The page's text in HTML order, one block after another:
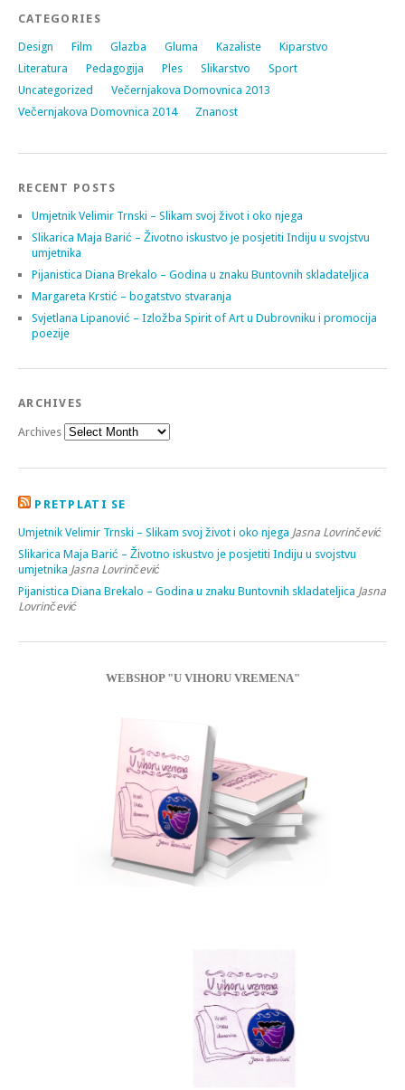
CATEGORIES
Design Film Glazba Gluma Kazaliste
Kiparstvo
Literatura
Pedagogija Ples Slikarstvo
Sport
Uncategorized
Večernjakova Domovnica 2013
Večernjakova Domovnica 2014
Znanost
RECENT POSTS
Umjetnik Velimir Trnski – Slikam svoj život i oko njega
Slikarica Maja Barić – Životno iskustvo je posjetiti Indiju u svojstvu
umjetnika
Pijanistica Diana Brekalo – Godina u znaku Buntovnih skladateljica
Margareta Krstić – bogatstvo stvaranja
Svjetlana Lipanović – Izložba Spirit of Art u Dubrovniku i promocija
poezije
ARCHIVES
Archives
PRETPLATI SE
Umjetnik Velimir Trnski – Slikam svoj život i oko njega Jasna Lovrinčević
Slikarica Maja Barić – Životno iskustvo je posjetiti Indiju u svojstvu
umjetnika Jasna Lovrinčević
Pijanistica Diana Brekalo – Godina u znaku Buntovnih skladateljica Jasna
Lovrinčević
WEBSHOP "U VIHORU VREMENA"